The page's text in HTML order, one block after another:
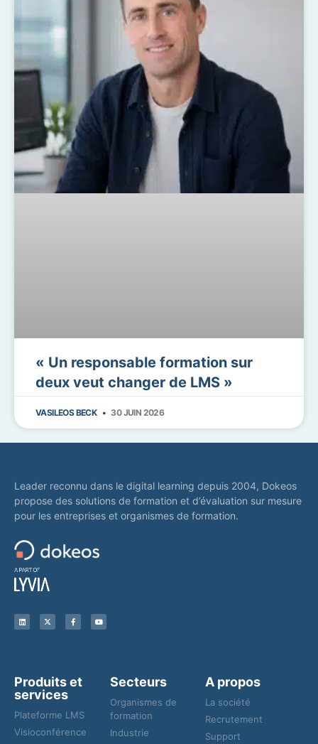
« Un responsable formation sur
deux veut changer de LMS »
VASILEOS BECK 30 JUIN 2026
Leader reconnu dans le digital learning depuis 2004, Dokeos
propose des solutions de formation et d’évaluation sur mesure
pour les entreprises et organismes de formation.
Produits et
services
Plateforme LMS
Visioconférence
Secteurs
Organismes de
formation
Industrie
A propos
La société
Recrutement
Support